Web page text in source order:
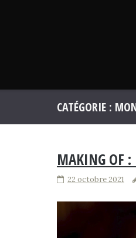
CATÉGORIE :
MAKING OF
22 octobre 2021